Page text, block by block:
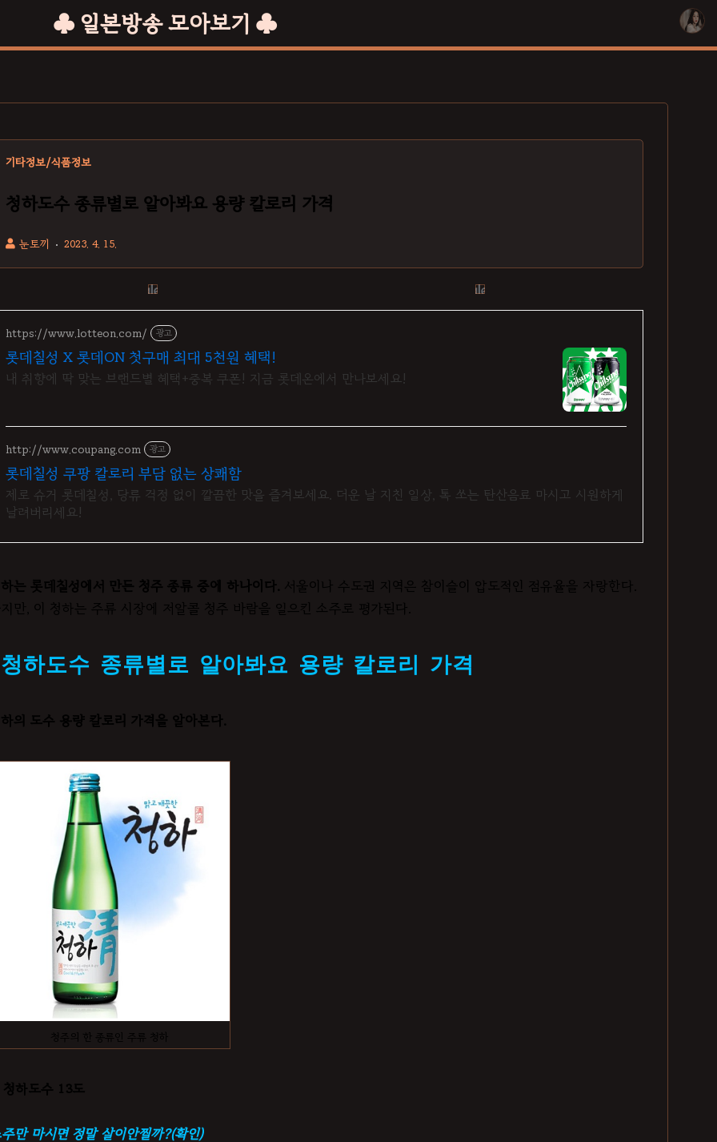
♣ 일본방송 모아보기 ♣
기타정보/식품정보
청하도수 종류별로 알아봐요 용량 칼로리 가격
눈토끼 2023. 4. 15.
https://www.lotteon.com/ 광고
롯데칠성 X 롯데ON 첫구매 최대 5천원 혜택!
내 취향에 딱 맞는 브랜드별 혜택+중복 쿠폰! 지금 롯데온에서 만나보세요!
http://www.coupang.com 광고
롯데칠성 쿠팡 칼로리 부담 없는 상쾌함
제로 슈거 롯데칠성, 당류 걱정 없이 깔끔한 맛을 즐겨보세요. 더운 날 지친 일상, 톡 쏘는 탄산음료 마시고 시원하게
날려버리세요!
는 롯데칠성에서 만든 청주 종류 중에 하나이다. 서울이나 수도권 지역은 참이슬이 압도적인 점유율을 자랑한다.
만, 이 청하는 주류 시장에 저알콜 청주 바람을 일으킨 소주로 평가된다.
청하도수 종류별로 알아봐요 용량 칼로리 가격
의 도수 용량 칼로리 가격을 알아본다.
청주의 한 종류인 주류 청하
청하도수 13도
만 마시면 정말 살이안찔까?(확인)